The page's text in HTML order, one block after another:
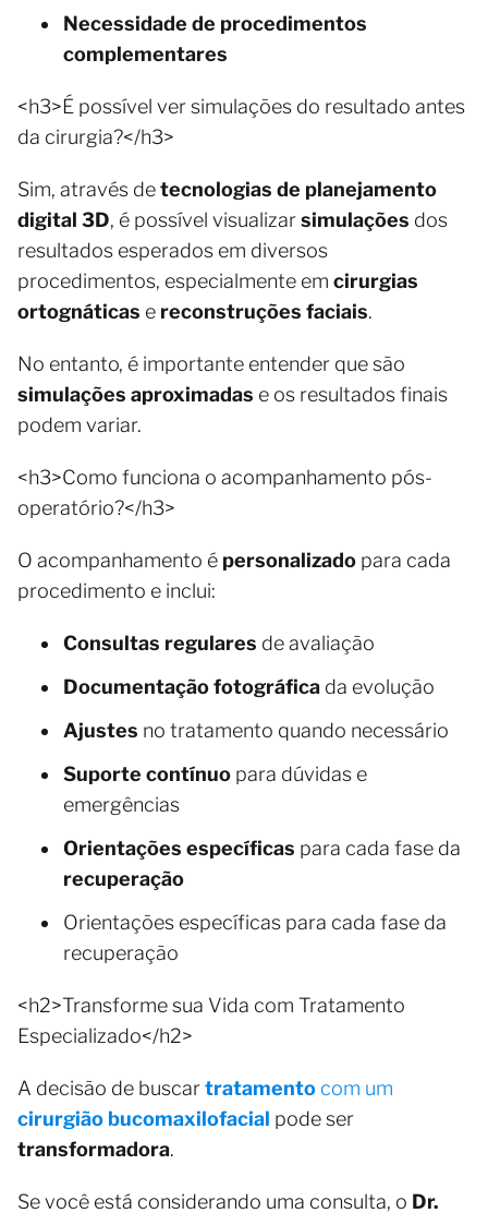
Necessidade de procedimentos
complementares
<h3>É possível ver simulações do resultado antes
da cirurgia?</h3>
Sim, através detecnologias de planejamento
digital 3D, é possível visualizarsimulações dos
resultados esperados em diversos
procedimentos, especialmente em cirurgias
ortognáticas e reconstruções faciais.
No entanto, é importante entender que são
simulações aproximadas e os resultados finais
podem variar.
<h3>Como funciona o acompanhamento pós-
operatório?</h3>
O acompanhamento é personalizado para cada
procedimento e inclui:
Consultas regulares de avaliação
Documentação fotográfica da evolução
Ajustes no tratamento quando necessário
Suporte contínuo para dúvidas e
emergências
Orientações específicas para cada fase da
recuperação
Orientações específicas para cada fase da
recuperação
<h2>Transforme sua Vida com Tratamento
Especializado</h2>
A decisão de buscartratamento com um
cirurgião bucomaxilofacial pode ser
transformadora.
Se você está considerando uma consulta, o Dr.